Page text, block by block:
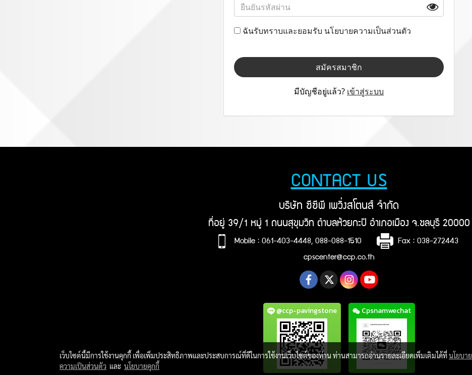
ฉันรับทราบและยอมรับ นโยบายความเป็นส่วนตัว
สมัครสมาชิก
มีบัญชีอยู่แล้ว? เข้าสู่ระบบ
CONTACT US
บริษัท ซีซีพี เพวิ่งสโตนส์ จำกัด
ที่อยู่ 39/1 หมู่ 1 ถนนสุขุมวิท ตำบลห้วยกะปิ อำเภอเมือง จ.ชลบุรี 20000
Mobile : 061-403-4448, 088-088-1510 Fax : 038-272443
cpscenter@ccp.co.th
@ccp-pavingstone Cpsnamwechat
เว็บไซต์นี้มีการใช้งานคุกกี้ เพื่อเพิ่มประสิทธิภาพและประสบการณ์ที่ดีในการใช้งานเว็บไซต์ของท่าน ท่านสามารถอ่านรายละเอียดเพิ่มเติมได้ที่นโยบาย
ความเป็นส่วนตัว และ นโยบายคุกกี้